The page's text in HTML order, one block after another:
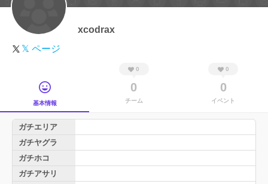
xcodrax
𝕏 ページ
基本情報
0
0
チーム
0
0
イベント
ガチエリア
ガチヤグラ
ガチホコ
ガチアサリ